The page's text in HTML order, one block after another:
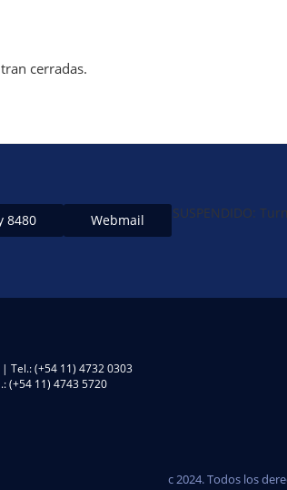
cerradas.
8480 Webmail SUSPENDIDO:
Tel.: (+54 11) 4732 0303
(+54 11) 4743 5720
c 2024. Todos los